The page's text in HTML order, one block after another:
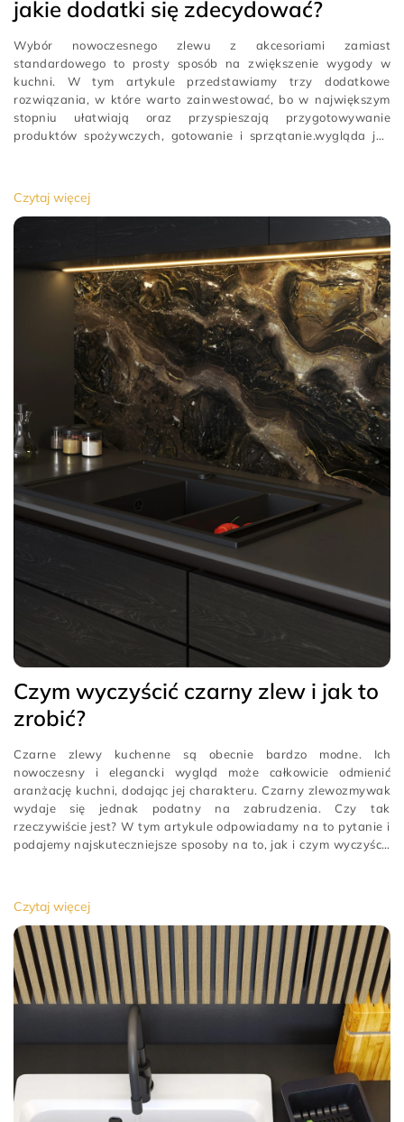
jakie dodatki się zdecydować?
Wybór nowoczesnego zlewu z akcesoriami zamiast
standardowego to prosty sposób na zwiększenie wygody w
kuchni. W tym artykule przedstawiamy trzy dodatkowe
rozwiązania, w które warto zainwestować, bo w największym
stopniu ułatwiają oraz przyspieszają przygotowywanie
produktów spożywczych, gotowanie i sprzątanie.wygląda jak
Czytaj więcej
Czym wyczyścić czarny zlew i jak to
zrobić?
Czarne zlewy kuchenne są obecnie bardzo modne. Ich
nowoczesny i elegancki wygląd może całkowicie odmienić
aranżację kuchni, dodając jej charakteru. Czarny zlewozmywak
wydaje się jednak podatny na zabrudzenia. Czy tak
rzeczywiście jest? W tym artykule odpowiadamy na to pytanie i
podajemy najskuteczniejsze sposoby na to, jak i czym wyczyścić
Czytaj więcej